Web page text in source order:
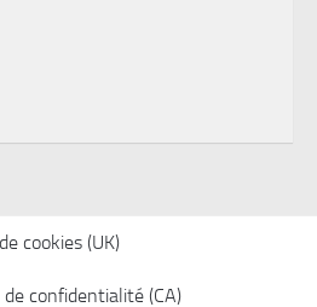
cookies (UK)
confidentialité (CA)